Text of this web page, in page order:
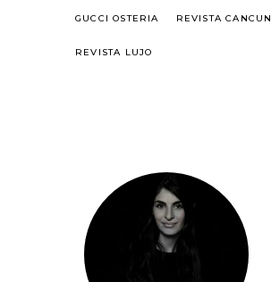
GUCCI OSTERIA REVISTA CANCUN
REVISTA LUJO